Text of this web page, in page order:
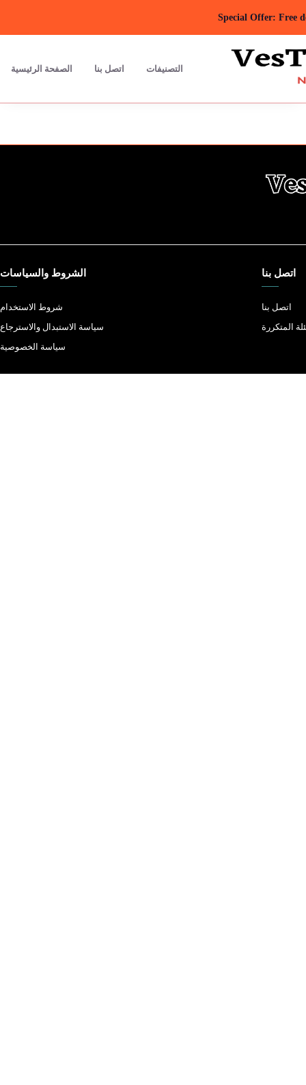
Special Offer: Free
الصفحة الرئيسية اتصل بنا التصنيفات
الشروط والسياسات
شروط الاستخدام
سياسة الاستبدال والاسترجاع
سياسة الخصوصية
اتصل بنا
اتصل بنا
المتكررة